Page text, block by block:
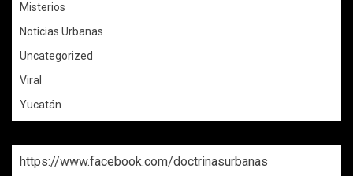
Misterios
Noticias Urbanas
Uncategorized
Viral
Yucatán
https://www.facebook.com/doctrinasurbanas